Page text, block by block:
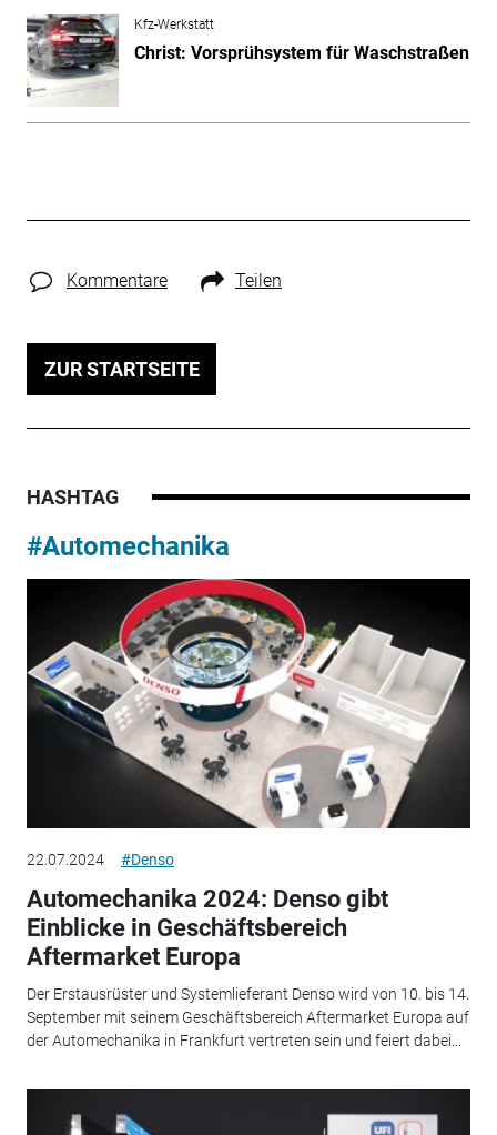
Kfz-Werkstatt
Christ: Vorsprühsystem für Waschstraßen
Kommentare Teilen
ZUR STARTSEITE
HASHTAG
#Automechanika
22.07.2024 #Denso
Automechanika 2024: Denso gibt
Einblicke in Geschäftsbereich
Aftermarket Europa
Der Erstausrüster und Systemlieferant Denso wird von 10. bis 14.
September mit seinem Geschäftsbereich Aftermarket Europa auf
der Automechanika in Frankfurt vertreten sein und feiert dabei...